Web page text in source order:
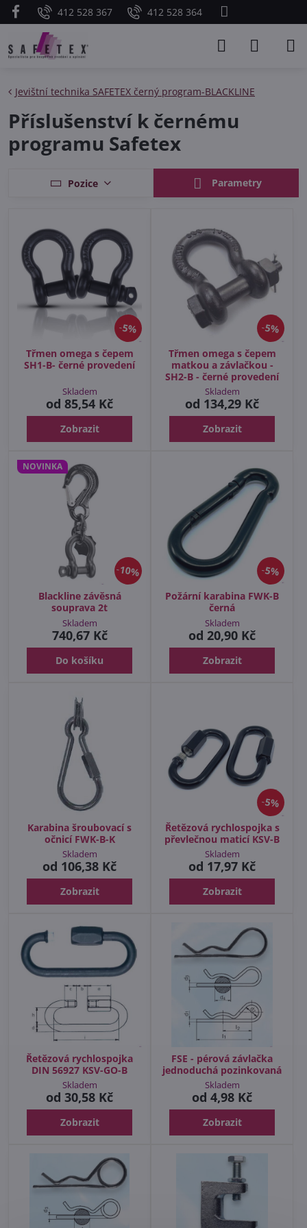
412 528 367 412 528 364
Jevištní technika SAFETEX černý program-BLACKLINE
Příslušenství k černému
programu Safetex
Pozice Parametry
5%
Třmen omega s čepem
SH1-B- černé provedení
Skladem
od 85,54 Kč
Zobrazit
5%
Třmen omega s čepem
matkou a závlačkou -
SH2-B - černé provedení
Skladem
od 134,29 Kč
Zobrazit
10%
NOVINKA
Blackline závěsná
souprava 2t
Skladem
740,67 Kč
Do košíku
5%
Požární karabina FWK-B
černá
Skladem
od 20,90 Kč
Zobrazit
Karabina šroubovací s
očnicí FWK-B-K
Skladem
od 106,38 Kč
Zobrazit
5%
Řetězová rychlospojka s
převlečnou maticí KSV-B
Skladem
od 17,97 Kč
Zobrazit
Řetězová rychlospojka
DIN 56927 KSV-GO-B
Skladem
od 30,58 Kč
Zobrazit
FSE - pérová závlačka
jednoduchá pozinkovaná
Skladem
od 4,98 Kč
Zobrazit